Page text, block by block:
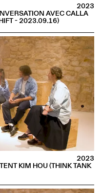
AVEC CALLA
- 2023.09.16)
2023
KIM HOU (THINK TANK
2023